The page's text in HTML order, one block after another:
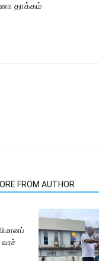
தாக்கம்
FROM AUTHOR
வரச்